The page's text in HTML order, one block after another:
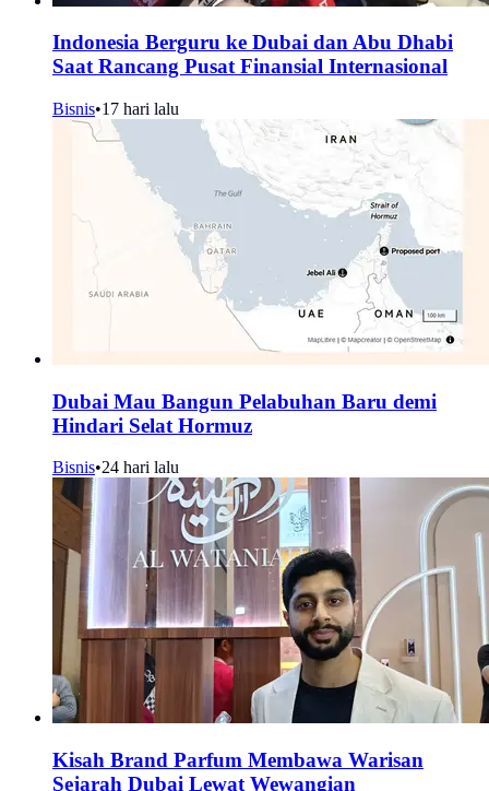
Indonesia Berguru ke Dubai dan Abu Dhabi
Saat Rancang Pusat Finansial Internasional
Bisnis•17 hari lalu
Dubai Mau Bangun Pelabuhan Baru demi
Hindari Selat Hormuz
Bisnis•24 hari lalu
Kisah Brand Parfum Membawa Warisan
Sejarah Dubai Lewat Wewangian